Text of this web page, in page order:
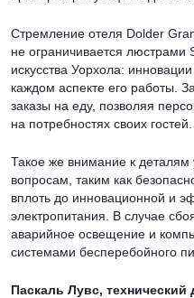
Стремление отеля Dolder
не ограничивается люстрами
искусства Уорхола:
каждом аспекте его работы.
заказы на еду, позволяя
на потребностях своих гостей.
Такое же внимание к
вопросам, таким как
вплоть до инновационной и
электропитания. В случае
аварийное освещение и
системами бесперебойного
Паскаль Лувс, технический